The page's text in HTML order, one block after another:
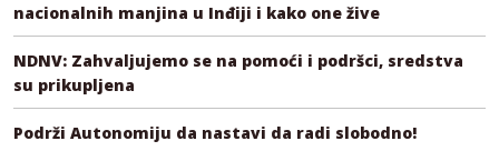
nacionalnih manjina u Inđiji i kako one žive
NDNV: Zahvaljujemo se na pomoći i podršci, sredstva
su prikupljena
Podrži Autonomiju da nastavi da radi slobodno!